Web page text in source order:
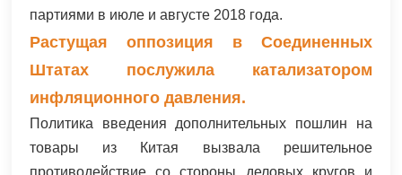
партиями в июле и августе 2018 года.
Растущая оппозиция в Соединенных
Штатах послужила катализатором
инфляционного давления.
Политика введения дополнительных пошлин на
товары из Китая вызвала решительное